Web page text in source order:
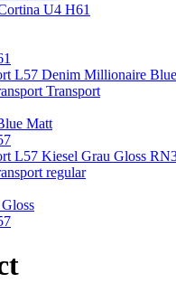
U4 H61
Transport
Matt
regular